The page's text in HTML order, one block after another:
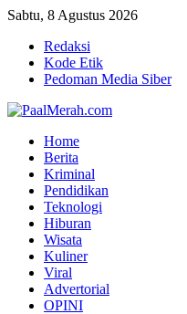
Sabtu, 8 Agustus 2026
Redaksi
Kode Etik
Pedoman Media Siber
Home
Berita
Kriminal
Pendidikan
Teknologi
Hiburan
Wisata
Kuliner
Viral
Advertorial
OPINI